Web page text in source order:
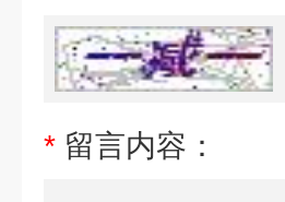
* 留言内容：